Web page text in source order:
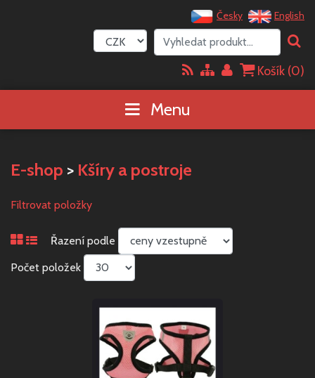
Česky English
Košík (0)
Menu
E-shop > Kšíry a postroje
Filtrovat položky
Řazení podle
Počet položek